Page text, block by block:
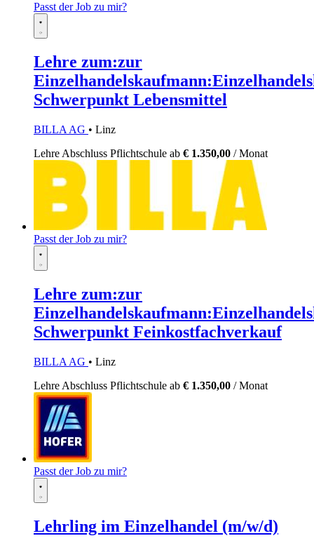
Passt der Job zu mir?
Lehre zum:zur
Schwerpunkt Lebensmittel
BILLA AG • Linz
Lehre Abschluss Pflichtschule ab € 1.350,00 / Monat
Passt der Job zu mir?
Lehre zum:zur
Schwerpunkt Feinkostfachverkauf
BILLA AG • Linz
Lehre Abschluss Pflichtschule ab € 1.350,00 / Monat
Passt der Job zu mir?
Lehrling im Einzelhandel (m/w/d)